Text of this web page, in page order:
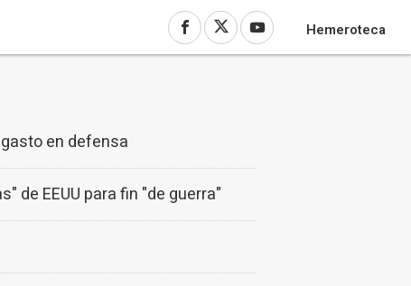
Hemeroteca
en defensa
de EEUU para fin "de guerra"